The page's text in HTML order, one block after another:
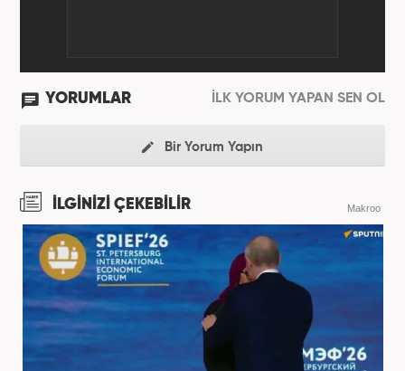
YORUMLAR İLK YORUM YAPAN SEN OL
Bir Yorum Yapın
İLGİNİZİ ÇEKEBİLİR Makroo